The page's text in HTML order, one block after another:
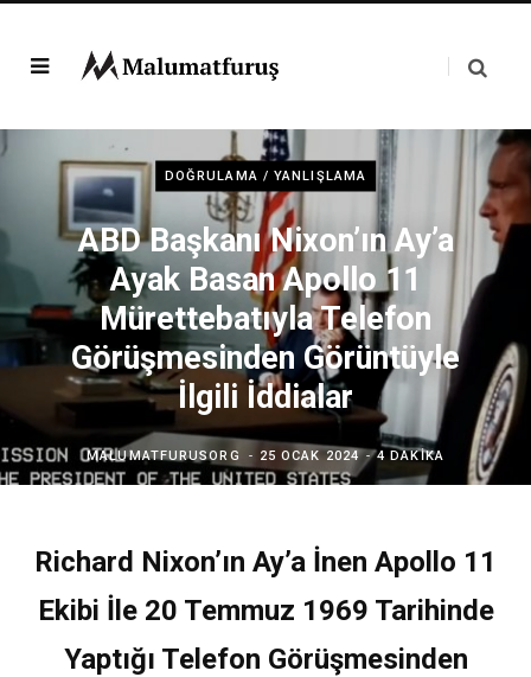
DOĞRULAMA / YANLIŞLAMA
ABD Başkanı Nixon’ın Ay’a
Ayak Basan Apollo 11
Mürettebatıyla Telefon
Görüşmesinden Görüntüyle
İlgili İddialar
MALUMATFURUSORG 25 OCAK 2024 4 DAKIKA
Richard Nixon’ın Ay’a İnen Apollo 11
Ekibi İle 20 Temmuz 1969 Tarihinde
Yaptığı Telefon Görüşmesinden